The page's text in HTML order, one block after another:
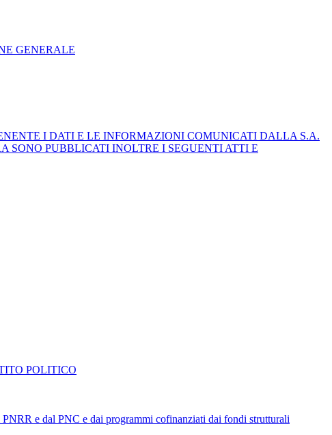
GENERALE
I DATI E LE INFORMAZIONI COMUNICATI DALLA S.A.
SONO PUBBLICATI INOLTRE I SEGUENTI ATTI E
POLITICO
e dal PNC e dai programmi cofinanziati dai fondi strutturali